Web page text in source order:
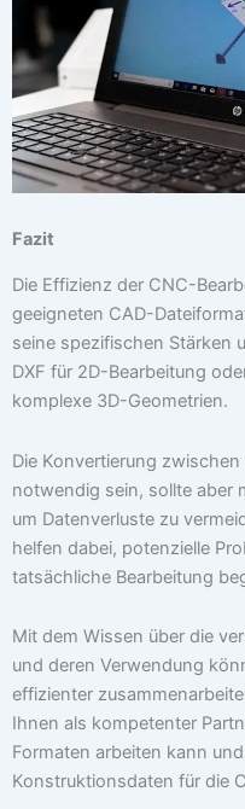
Fazit
Die Effizienz der CNC-
geeigneten CAD-
seine spezifischen Stärken
DXF für 2D-Bearbeitung
komplexe 3D-Geometrien.
Die Konvertierung
notwendig sein, sollte aber
um Datenverluste zu
helfen dabei, potenzielle
tatsächliche Bearbeitung
Mit dem Wissen über die
und deren Verwendung
effizienter
Ihnen als kompetenter
Formaten arbeiten kann
Konstruktionsdaten für die